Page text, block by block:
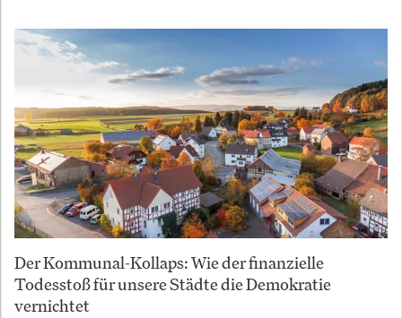
Der Kommunal-Kollaps: Wie der finanzielle
Todesstoß für unsere Städte die Demokratie
vernichtet